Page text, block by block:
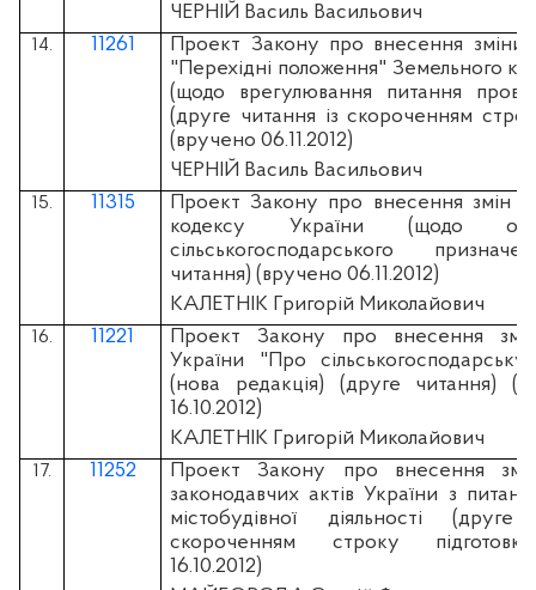
ЧЕРНІЙ Василь Васильович
14. 11261
Проект Закону про внесення зміни
"Перехідні положення" Земельного
(щодо врегулювання питання
(друге читання із скороченням
(вручено 06.11.2012)
ЧЕРНІЙ Василь Васильович
15. 11315
Проект Закону про внесення змін
кодексу України (щодо
сільськогосподарського
читання) (вручено 06.11.2012)
КАЛЕТНІК Григорій Миколайович
16. 11221
Проект Закону про внесення
України "Про
(нова редакція) (друге читання)
16.10.2012)
КАЛЕТНІК Григорій Миколайович
17. 11252
Проект Закону про внесення
законодавчих актів України з
містобудівної діяльності
скороченням строку
16.10.2012)